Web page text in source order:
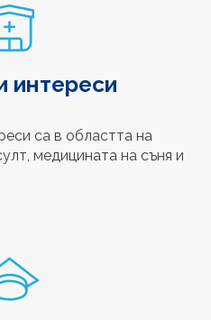
интереси
са в областта на
медицината на съня и